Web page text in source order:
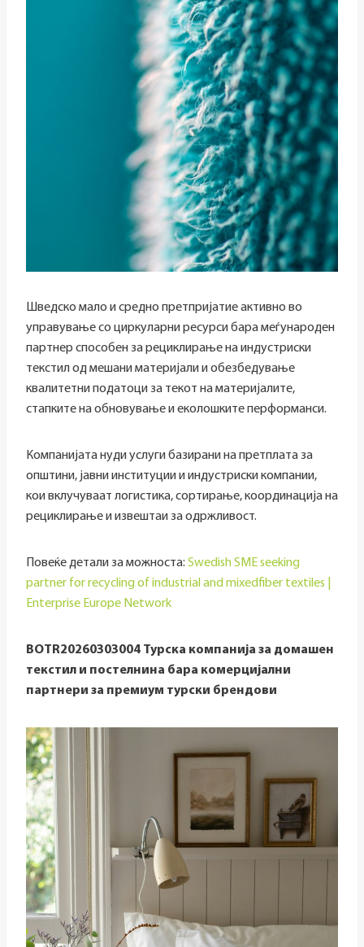
Шведско мало и средно претпријатие активно во
управување со циркуларни ресурси бара меѓународен
партнер способен за рециклирање на индустриски
текстил од мешани материјали и обезбедување
квалитетни податоци за текот на материјалите,
стапките на обновување и еколошките перформанси.
Компанијата нуди услуги базирани на претплата за
општини, јавни институции и индустриски компании,
кои вклучуваат логистика, сортирање, координација на
рециклирање и извештаи за одржливост.
Повеќе детали за можноста: Swedish SME seeking
partner for recycling of industrial and mixedfiber textiles |
Enterprise Europe Network
BOTR20260303004 Турска компанија за домашен
текстил и постелнина бара комерцијални
партнери за премиум турски брендови